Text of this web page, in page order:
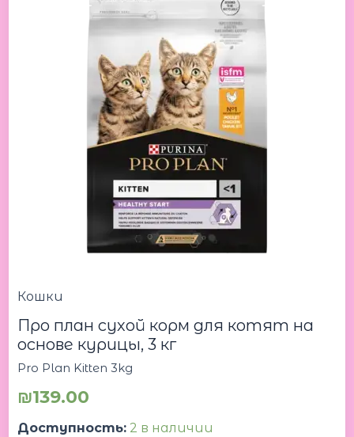
Кошки
Про план сухой корм для котят на
основе курицы, 3 кг
Pro Plan Kitten 3kg
₪139.00
Доступность: 2 в наличии
Kitten
план
сухой
корм
для
котят
на
основе
курицы,
3
кг